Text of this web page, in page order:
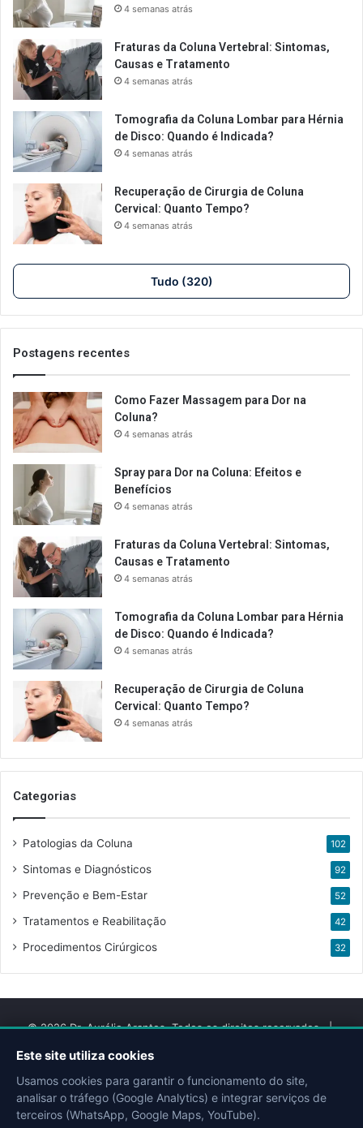
4 semanas atrás
Fraturas da Coluna Vertebral: Sintomas,
Causas e Tratamento
4 semanas atrás
Tomografia da Coluna Lombar para Hérnia
de Disco: Quando é Indicada?
4 semanas atrás
Recuperação de Cirurgia de Coluna
Cervical: Quanto Tempo?
4 semanas atrás
Tudo (320)
Postagens recentes
Como Fazer Massagem para Dor na
Coluna?
4 semanas atrás
Spray para Dor na Coluna: Efeitos e
Benefícios
4 semanas atrás
Fraturas da Coluna Vertebral: Sintomas,
Causas e Tratamento
4 semanas atrás
Tomografia da Coluna Lombar para Hérnia
de Disco: Quando é Indicada?
4 semanas atrás
Recuperação de Cirurgia de Coluna
Cervical: Quanto Tempo?
4 semanas atrás
Categorias
Patologias da Coluna 102
Sintomas e Diagnósticos 92
Prevenção e Bem-Estar 52
Tratamentos e Reabilitação 42
Procedimentos Cirúrgicos 32
© 2026 Dr. Aurélio Arantes. Todos os direitos reservados. |
Desenvolvido por
FacebookYouTubeInstagram
Site DoctoraliaEscavador
Este site utiliza cookies
Usamos cookies para garantir o funcionamento do site,
analisar o tráfego (Google Analytics) e integrar serviços de
terceiros (WhatsApp, Google Maps, YouTube).